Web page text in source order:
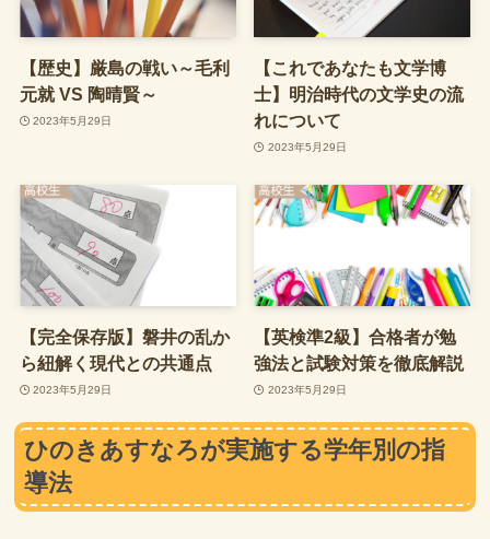
【歴史】厳島の戦い～毛利
元就 VS 陶晴賢～
2023年5月29日
【これであなたも文学博
士】明治時代の文学史の流
れについて
2023年5月29日
【完全保存版】磐井の乱か
ら紐解く現代との共通点
2023年5月29日
【英検準2級】合格者が勉
強法と試験対策を徹底解説
2023年5月29日
ひのきあすなろが実施する学年別の指
導法